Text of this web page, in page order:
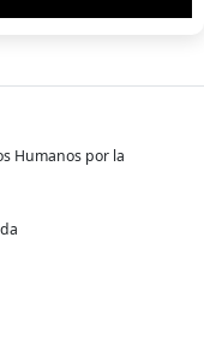
Humanos por la